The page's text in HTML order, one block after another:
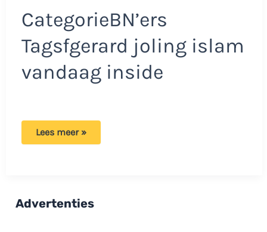
CategorieBN’ers
Tagsfgerard joling islam
vandaag inside
Gerard
islam:
‘Profiteert
Lees meer »
Advertenties